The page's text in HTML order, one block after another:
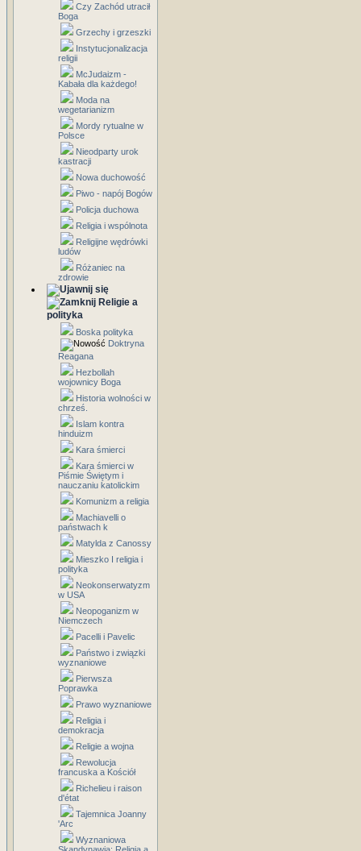
Czy Zachód utracił
Boga
Grzechy i grzeszki
Instytucjonalizacja
religii
McJudaizm -
Kabała dla każdego!
Moda na
wegetarianizm
Mordy rytualne w
Polsce
Nieodparty urok
kastracji
Nowa duchowość
Piwo - napój Bogów
Policja duchowa
Religia i wspólnota
Religijne wędrówki
ludów
Różaniec na
zdrowie
Religie a
polityka
Boska polityka
Doktryna
Reagana
Hezbollah
wojownicy Boga
Historia wolności w
chrześ.
Islam kontra
hinduizm
Kara śmierci
Kara śmierci w
Piśmie Świętym i
nauczaniu katolickim
Komunizm a religia
Machiavelli o
państwach k
Matylda z Canossy
Mieszko I religia i
polityka
Neokonserwatyzm
w USA
Neopoganizm w
Niemczech
Pacelli i Pavelic
Państwo i związki
wyznaniowe
Pierwsza
Poprawka
Prawo wyznaniowe
Religia i
demokracja
Religie a wojna
Rewolucja
francuska a Kościół
Richelieu i raison
d'état
Tajemnica Joanny
'Arc
Wyznaniowa